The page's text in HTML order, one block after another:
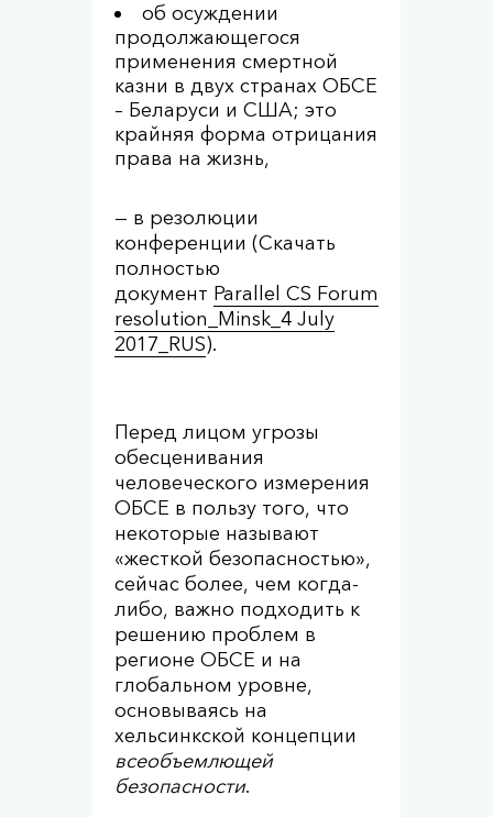
об осуждении
продолжающегося
применения смертной
казни в двух странах ОБСЕ
– Беларуси и США; это
крайняя форма отрицания
права на жизнь,
— в резолюции
конференции (Скачать
полностью
документ Parallel CS Forum
resolution_Minsk_4 July
2017_RUS).
Перед лицом угрозы
обесценивания
человеческого измерения
ОБСЕ в пользу того, что
некоторые называют
«жесткой безопасностью»,
сейчас более, чем когда-
либо, важно подходить к
решению проблем в
регионе ОБСЕ и на
глобальном уровне,
основываясь на
хельсинкской концепции
всеобъемлющей
безопасности.